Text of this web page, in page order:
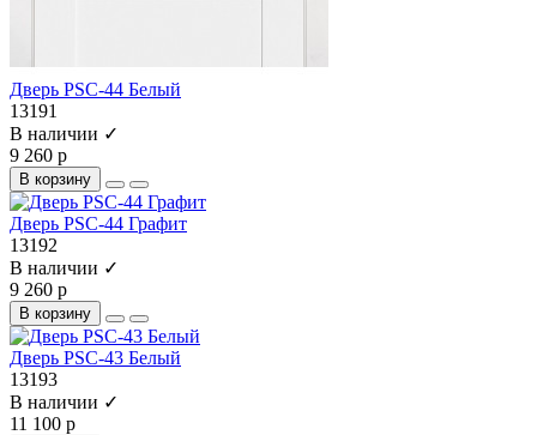
Дверь PSC-44 Белый
13191
В наличии ✓
9 260 р
В корзину
Дверь PSC-44 Графит
13192
В наличии ✓
9 260 р
В корзину
Дверь PSC-43 Белый
13193
В наличии ✓
11 100 р